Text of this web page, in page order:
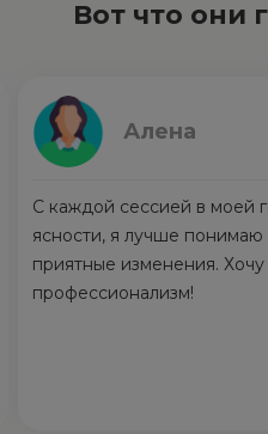
Вот что они
Алена
С каждой сессией в моей
ясности, я лучше понимаю
приятные изменения. Хочу
профессионализм!